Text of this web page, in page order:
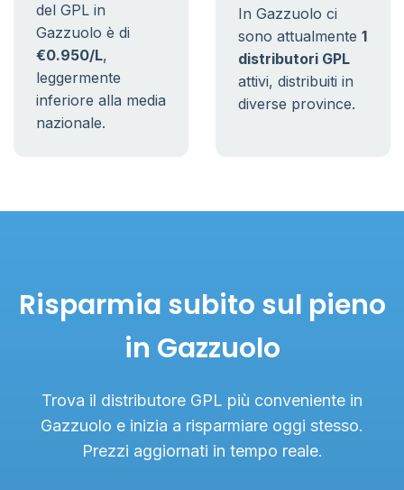
del GPL in
Gazzuolo è di
€0.950/L,
leggermente
inferiore alla media
nazionale.
In Gazzuolo ci
sono attualmente 1
distributori GPL
attivi, distribuiti in
diverse province.
Risparmia subito sul pieno
in Gazzuolo
Trova il distributore GPL più conveniente in
Gazzuolo e inizia a risparmiare oggi stesso.
Prezzi aggiornati in tempo reale.